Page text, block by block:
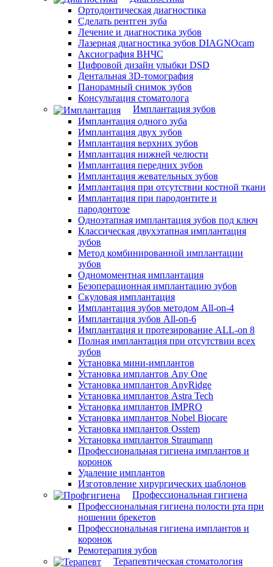
Ортодонтическая диагностика
Сделать рентген зуба
Лечение и диагностика зубов
Лазерная диагностика зубов DIAGNOcam
Аксиография ВНЧС
Цифровой дизайн улыбки DSD
Дентальная 3D-томография
Панорамный снимок зубов
Консультация стоматолога
Имплантация зубов
Имплантация одного зуба
Имплантация двух зубов
Имплантация верхних зубов
Имплантация нижней челюсти
Имплантация передних зубов
Имплантация жевательных зубов
Имплантация при отсутствии костной ткани
Имплантация при пародонтите и
пародонтозе
Одноэтапная имплантация зубов под ключ
Классическая двухэтапная имплантация
зубов
Метод комбинированной имплантации
зубов
Одномоментная имплантация
Безоперационная имплантацию зубов
Скуловая имплантация
Имплантация зубов методом All-on-4
Имплантация зубов All-on-6
Имплантация и протезирование ALL-on 8
Полная имплантация при отсутствии всех
зубов
Установка мини-имплантов
Установка имплантов Any One
Установка имплантов AnyRidge
Установка имплантов Astra Tech
Установка имплантов IMPRO
Установка имплантов Nobel Biocare
Установка имплантов Osstem
Установка имплантов Straumann
Профессиональная гигиена имплантов и
коронок
Удаление имплантов
Изготовление хирургических шаблонов
Профессиональная гигиена
Профессиональная гигиена полости рта при
ношении брекетов
Профессиональная гигиена имплантов и
коронок
Ремотерапия зубов
Терапевтическая стоматология